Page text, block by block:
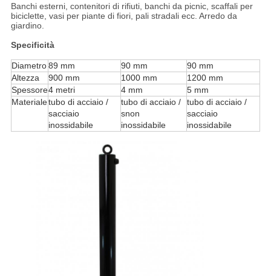
Banchi esterni, contenitori di rifiuti, banchi da picnic, scaffali per
biciclette, vasi per piante di fiori, pali stradali ecc. Arredo da
giardino.
Specificità
Diametro89 mm 90 mm
90 mm
Altezza
900 mm 1000 mm
1200 mm
Spessore4 metri 4 mm
5 mm
Materialetubo di acciaio /
sacciaio
inossidabile
tubo di acciaio /
snon
inossidabile
tubo di acciaio /
sacciaio
inossidabile